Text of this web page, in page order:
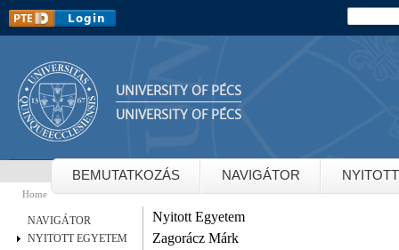
Search
UNIVERSITY OF PÉCS
UNIVERSITY OF PÉCS
BEMUTATKOZÁS NAVIGÁTOR
You are here
Home
NAVIGÁTOR
NYITOTT EGYETEM
Nyitott Egyetem
Zagorácz Márk